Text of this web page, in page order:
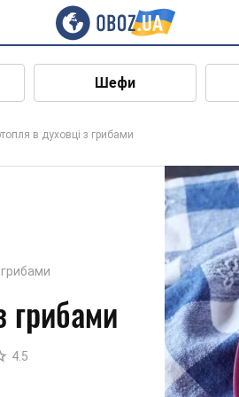
Шефи
в духовці з грибами
грибами
4.5